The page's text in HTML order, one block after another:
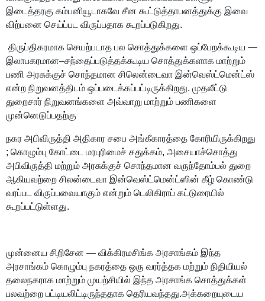
இடைத்தரகு கம்பனியூடாகவே சீன கூட்டுத்தாபனத்துக்கு இவை
விற்பனை செய்ப்பட விருப்பதாக கூறப்படுகிறது.
திருப்திகரமாக செயற்படாத பல சொத்துக்களை ஒப்பேறக்கூடிய —
இலாபகரமான–சந்தைப்படுத்தக்கூடிய சொத்துக்களாக மாற்றும்
பணி அரசுக்குச் சொந்தமான சிலென்டைவா இன்வெஸ்ட்மென்ட்ஸ்
என்ற நிறுவனத்திடம் ஒப்படைக்கப்பட்டிருக்கிறது. முதலீட்டு
துறைசார் நிறுவனங்களை அவ்வாறு மாற்றும் பணிகளை
முன்னெடுப்பதற்கு
நகர அபிவிருத்தி அதிகார சபை அங்கீகாரத்தை கோரியிருக்கிறது
; கொழும்பு கோட்டை மரபுரிமைச் சதுக்கம், அசையாச்சொத்து
அபிவிருத்தி மற்றும் அரசுக்குச் சொந்தமான வருந்தோம்பல் துறை
ஆகியவற்றை சிலன்டைவா இன்வெஸ்ட்மென்ட்ஸின் கீழ் கொண்டு
வரப்பட விருப்பவையாகும் என்றும் டெலிகிராப் கட்டுரையில்
கூறப்பட்டுள்ளது.
முன்னைய சிறிசேன — விக்கிரமசிங்க அரசாங்கம் இந்த
அரசாங்கம் கொழும்பு நகரத்தை ஒரு வரர்த்தக மற்றும் நிதியியல்
தலைநகராக மாற்றும் முயற்சியில் இந்த அரசாங்க சொத்துக்கள்
பலவற்றை பட்டியலிட்டிருந்ததாக தெரியவந்தது.அக்கறையுடைய